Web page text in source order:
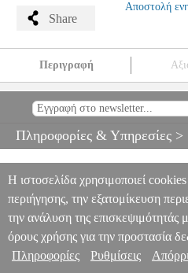
Share
Αποστολή
Περιγραφή
MSC.601101 MSC.601101
NAZIONALI
Πληροφορίες & Υπηρεσίες >
Η ιστοσελίδα χρησιμοποιεί cookies
περιήγησης, την εξατομίκευση
την ανάλυση της επισκεψιμότητάς
όρους χρήσης για την προστασία
Πληροφορίες
Ρυθμίσεις